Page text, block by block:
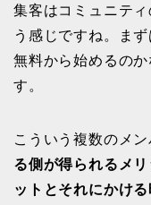
集客はコミュニテ
う感じですね。ま
無料から始めるの
す。
こういう複数のメ
る側が得られるメ
ットとそれにかけ